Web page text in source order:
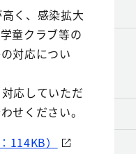
く、感染拡大
童クラブ等の
対応につい
応していただ
せください。
114KB）